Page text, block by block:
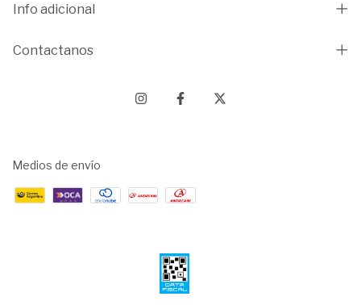
Info adicional
Contactanos
Medios de envío